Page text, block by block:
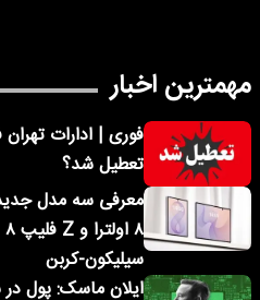
مهمترین اخبار
تعطیل شد؟
سیلیکون-کربن